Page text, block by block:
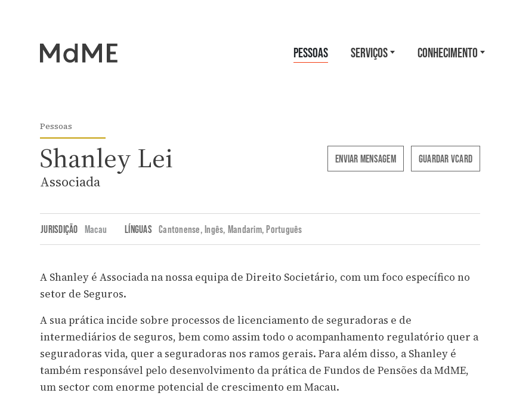
PESSOAS SERVIÇOS CONHECIMENTO
Pessoas
Shanley Lei
Associada
ENVIAR MENSAGEM GUARDAR VCARD
JURISDIÇÃO Macau LÍNGUAS Cantonense, Ingês, Mandarim, Português
A Shanley é Associada na nossa equipa de Direito Societário, com um foco específico no
setor de Seguros.
A sua prática incide sobre processos de licenciamento de seguradoras e de
intermediários de seguros, bem como assim todo o acompanhamento regulatório quer a
seguradoras vida, quer a seguradoras nos ramos gerais. Para além disso, a Shanley é
também responsável pelo desenvolvimento da prática de Fundos de Pensões da MdME,
um sector com enorme potencial de crescimento em Macau.